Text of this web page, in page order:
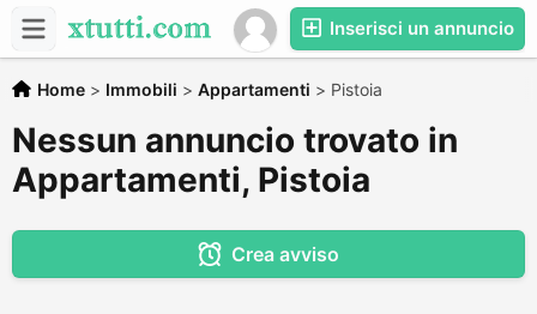
Inserisci un annuncio
Home > Immobili > Appartamenti > Pistoia
Nessun annuncio trovato in
Appartamenti, Pistoia
Crea avviso